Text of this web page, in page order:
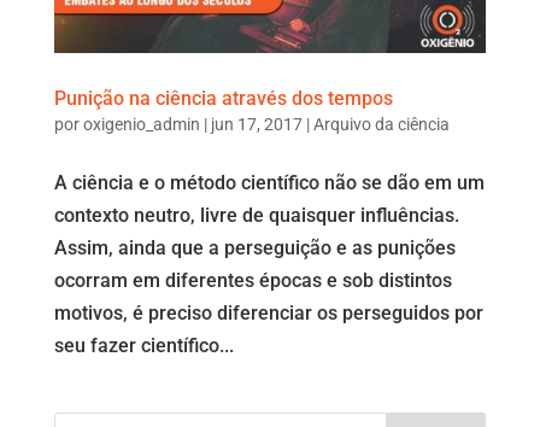
Punição na ciência através dos tempos
poroxigenio_admin | jun 17, 2017|Arquivo da ciência
A ciência e o método científico não se dão em um
contexto neutro, livre de quaisquer influências.
Assim, ainda que a perseguição e as punições
ocorram em diferentes épocas e sob distintos
motivos, é preciso diferenciar os perseguidos por
seu fazer científico...